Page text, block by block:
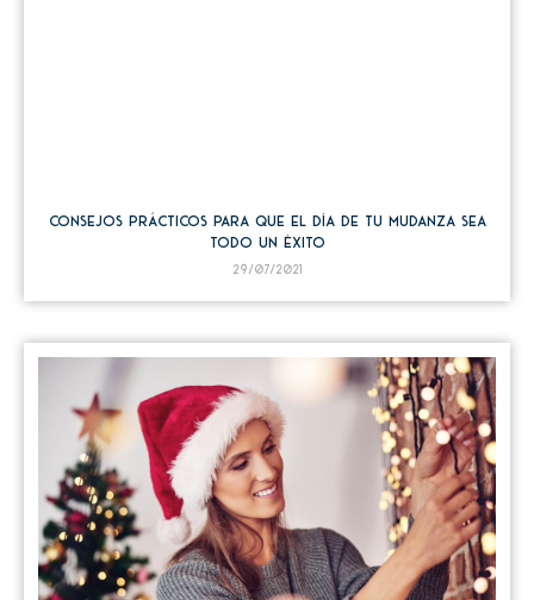
Consejos prácticos para que el día de tu mudanza sea
todo un éxito
29/07/2021